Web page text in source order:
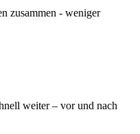
zusammen - weniger
weiter – vor und nach